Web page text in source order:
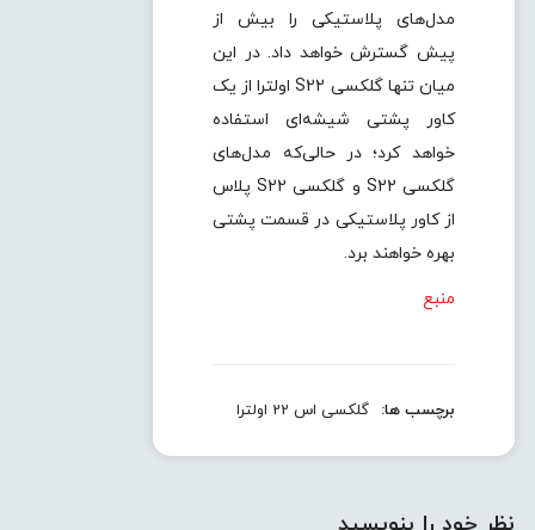
مدل‌های پلاستیکی را بیش از
پیش گسترش خواهد داد. در این
میان تنها گلکسی S22 اولترا از یک
کاور پشتی شیشه‌ای استفاده
خواهد کرد؛ در حالی‌که مدل‌های
گلکسی S22 و گلکسی S22 پلاس
از کاور پلاستیکی در قسمت پشتی
بهره خواهند برد.
منبع
برچسب ها: گلکسی اس 22 اولترا